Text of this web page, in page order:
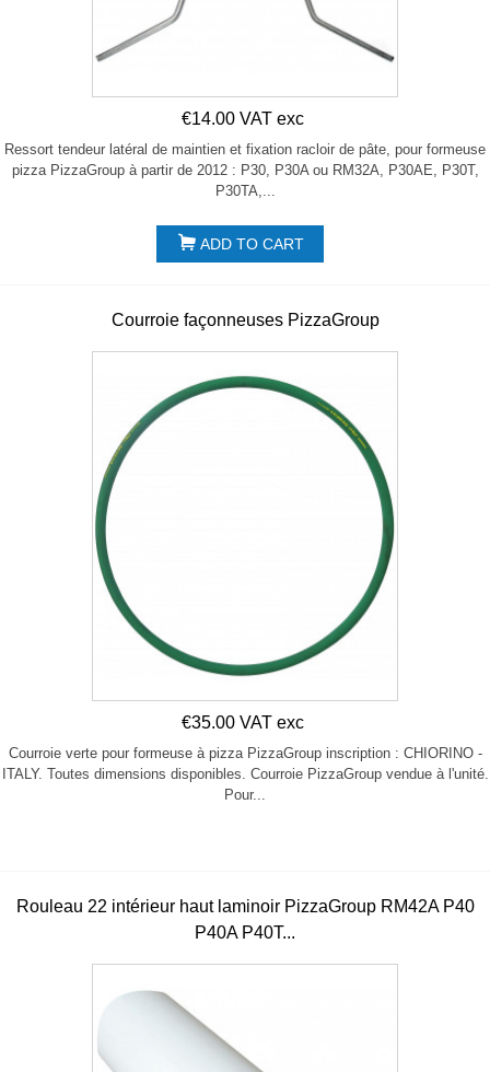
€14.00 VAT exc
Ressort tendeur latéral de maintien et fixation racloir de pâte, pour formeuse
pizza PizzaGroup à partir de 2012 : P30, P30A ou RM32A, P30AE, P30T,
P30TA,...
ADD TO CART
Courroie façonneuses PizzaGroup
€35.00 VAT exc
Courroie verte pour formeuse à pizza PizzaGroup inscription : CHIORINO -
ITALY. Toutes dimensions disponibles. Courroie PizzaGroup vendue à l'unité.
Pour...
Rouleau 22 intérieur haut laminoir PizzaGroup RM42A P40
P40A P40T...